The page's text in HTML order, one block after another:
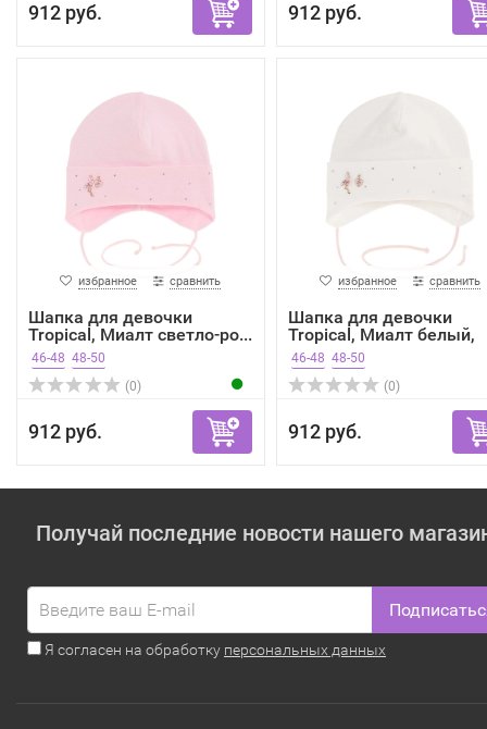
912 руб. 912 руб.
избранное сравнить
Шапка для девочки
Tropical, Миалт светло-ро...
46-48 48-50
(0)
912 руб.
избранное сравнить
Шапка для девочки
Tropical, Миалт белый,
лето
46-48 48-50
(0)
912 руб.
Получай последние новости нашего
Я согласен на обработку персональных данных